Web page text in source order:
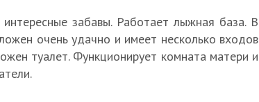
забавы. Работает лыжная база. В
очень удачно и имеет несколько входов
туалет. Функционирует комната матери и